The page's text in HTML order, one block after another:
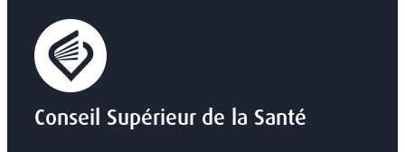
Conseil Supérieur de la Santé